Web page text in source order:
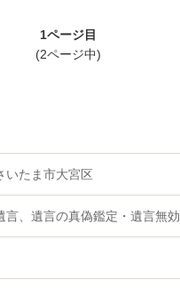
にご相談ください。
1ページ目
(2ページ中)
いたま市大宮区
言、遺言の真偽鑑定・遺言無効